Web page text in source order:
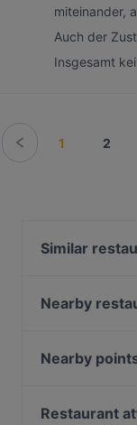
miteinander,
Auch der
Insgesamt
1 2
Similar
Al Fayrooz
Indien Village
Cafe Einstein
Nearby
Pho Ben
Nearby
Wiener
Restaurant